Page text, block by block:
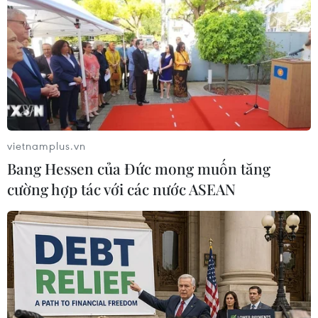
vietnamplus.vn
Bang Hessen của Đức mong muốn tăng
cường hợp tác với các nước ASEAN